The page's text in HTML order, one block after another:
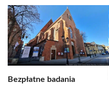
Bezpłatne badania